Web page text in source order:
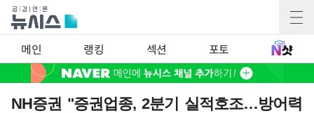
메인 랭킹 섹션 포토
NH증권 "증권업종, 2분기 실적호조…방어력